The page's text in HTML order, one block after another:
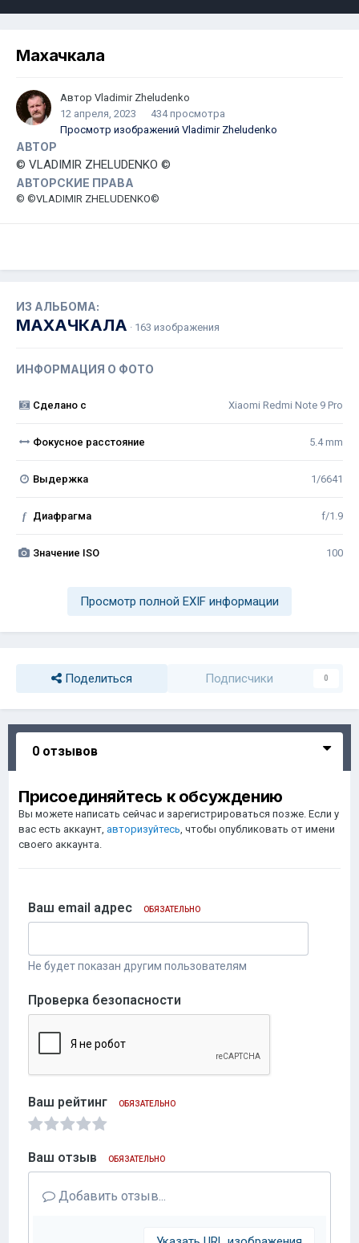
Махачкала
Автор Vladimir Zheludenko
12 апреля, 2023
434 просмотра
Просмотр изображений Vladimir Zheludenko
АВТОР
© VLADIMIR ZHELUDENKO ©
АВТОРСКИЕ ПРАВА
© ©VLADIMIR ZHELUDENKO©
ИЗ АЛЬБОМА:
МАХАЧКАЛА · 163 изображения
ИНФОРМАЦИЯ О ФОТО
Сделано с Xiaomi Redmi Note 9 Pro
Фокусное расстояние 5.4 mm
Выдержка 1/6641
f Диафрагма f/1.9
Значение ISO 100
Просмотр полной EXIF информации
Поделиться Подписчики 0
0 отзывов
Присоединяйтесь к обсуждению
Вы можете написать сейчас и зарегистрироваться позже. Если у
вас есть аккаунт, авторизуйтесь , чтобы опубликовать от имени
своего аккаунта.
Ваш email адрес ОБЯЗАТЕЛЬНО
Не будет показан другим пользователям
Проверка безопасности
Ваш рейтинг ОБЯЗАТЕЛЬНО
Ваш отзыв ОБЯЗАТЕЛЬНО
Добавить отзыв...